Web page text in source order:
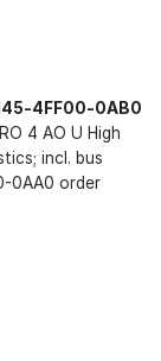
4FF00-0AB0
4 AO U High
incl. bus
0AA0 order